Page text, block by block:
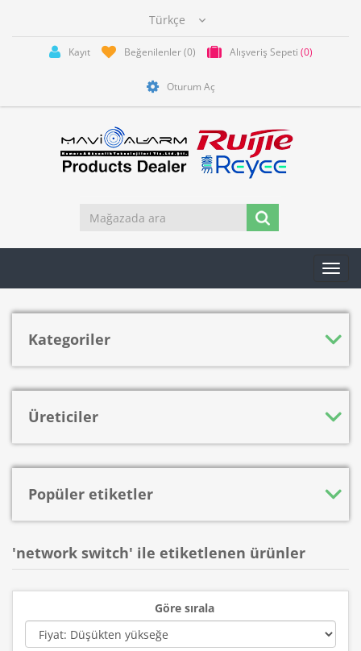
Kayıt Beğenilenler (0) Alışveriş Sepeti (0)
Oturum Aç
Kategoriler
Üreticiler
Popüler etiketler
'network switch' ile etiketlenen ürünler
Göre sırala